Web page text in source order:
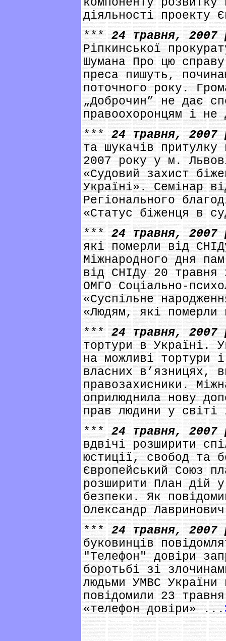
діяльності проекту
***24 травня,
Ріпкинської
Шумана Про цю
преса пишуть,
поточного року.
„Доброчин” не дає
правоохоронцям і
***24 травня,
та шукачів
2007 року у м.
«Судовий захист
Україні». Семінар
Регіонального
«Статус біженця в
***24 травня,
які померли від
Міжнародного дня
від СНІДу 20 травня
ОМГО Соціально-
«Суспільне
«Людям, які
***24 травня,
тортури в Україні.
на можливі тортури
власних в’язницях,
правозахисники.
оприлюднила нову
прав людини у
***24 травня,
вдвічі розширити
юстиції, свобод та
Європейський Союз
розширити План дій
безпеки. Як
Олександр
***24 травня,
буковинців
"Телефон" довіри
боротьбі зі
людьми УМВС
повідомили 23
«телефон довіри» ...